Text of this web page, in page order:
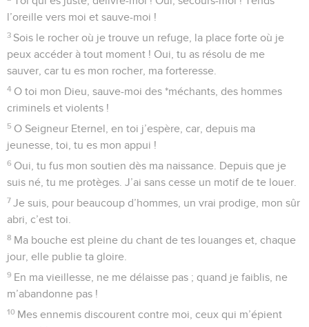
l’oreille vers moi et sauve-moi !
3 Sois le rocher où je trouve un refuge, la place forte où je
peux accéder à tout moment ! Oui, tu as résolu de me
sauver, car tu es mon rocher, ma forteresse.
4 O toi mon Dieu, sauve-moi des *méchants, des hommes
criminels et violents !
5 O Seigneur Eternel, en toi j’espère, car, depuis ma
jeunesse, toi, tu es mon appui !
6 Oui, tu fus mon soutien dès ma naissance. Depuis que je
suis né, tu me protèges. J’ai sans cesse un motif de te louer.
7 Je suis, pour beaucoup d’hommes, un vrai prodige, mon sûr
abri, c’est toi.
8 Ma bouche est pleine du chant de tes louanges et, chaque
jour, elle publie ta gloire.
9 En ma vieillesse, ne me délaisse pas ; quand je faiblis, ne
m’abandonne pas !
10 Mes ennemis discourent contre moi, ceux qui m’épient